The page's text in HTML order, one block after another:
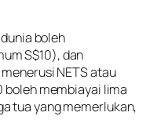
boleh
S$10), dan
NETS atau
boleh membiayai lima
tua yang memerlukan,